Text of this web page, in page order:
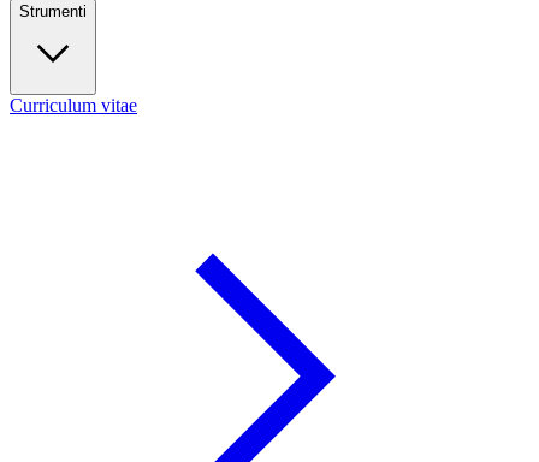
Strumenti
Curriculum vitae